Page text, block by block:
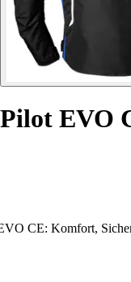
EVO
CE: Komfort,